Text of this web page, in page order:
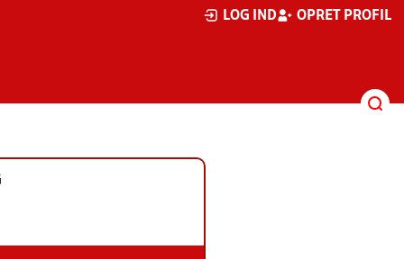
LOG IND OPRET PROFIL